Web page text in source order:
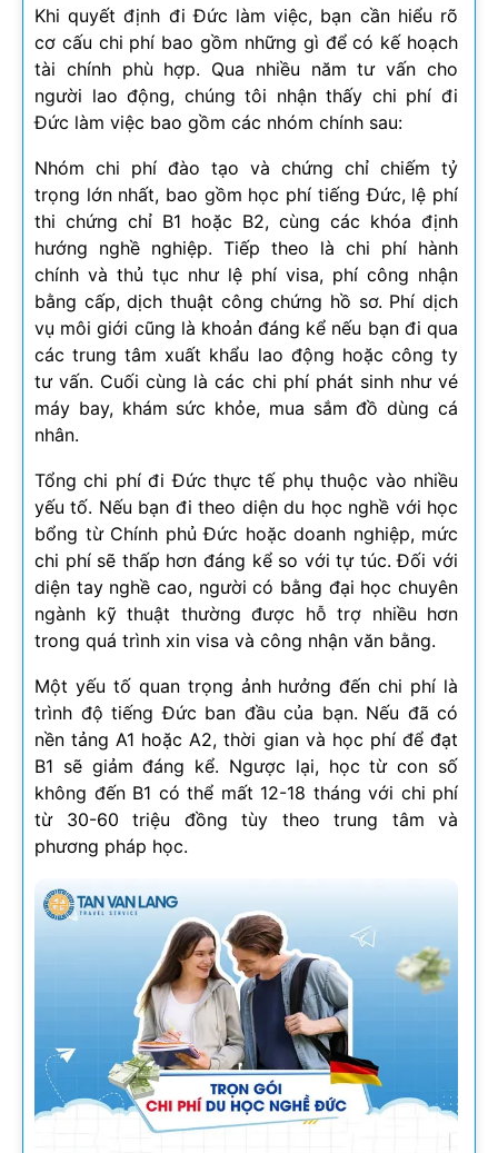
Khi quyết định đi Đức làm việc, bạn cần hiểu rõ
cơ cấu chi phí bao gồm những gì để có kế hoạch
tài chính phù hợp. Qua nhiều năm tư vấn cho
người lao động, chúng tôi nhận thấy chi phí đi
Đức làm việc bao gồm các nhóm chính sau:
Nhóm chi phí đào tạo và chứng chỉ chiếm tỷ
trọng lớn nhất, bao gồm học phí tiếng Đức, lệ phí
thi chứng chỉ B1 hoặc B2, cùng các khóa định
hướng nghề nghiệp. Tiếp theo là chi phí hành
chính và thủ tục như lệ phí visa, phí công nhận
bằng cấp, dịch thuật công chứng hồ sơ. Phí dịch
vụ môi giới cũng là khoản đáng kể nếu bạn đi qua
các trung tâm xuất khẩu lao động hoặc công ty
tư vấn. Cuối cùng là các chi phí phát sinh như vé
máy bay, khám sức khỏe, mua sắm đồ dùng cá
nhân.
Tổng chi phí đi Đức thực tế phụ thuộc vào nhiều
yếu tố. Nếu bạn đi theo diện du học nghề với học
bổng từ Chính phủ Đức hoặc doanh nghiệp, mức
chi phí sẽ thấp hơn đáng kể so với tự túc. Đối với
diện tay nghề cao, người có bằng đại học chuyên
ngành kỹ thuật thường được hỗ trợ nhiều hơn
trong quá trình xin visa và công nhận văn bằng.
Một yếu tố quan trọng ảnh hưởng đến chi phí là
trình độ tiếng Đức ban đầu của bạn. Nếu đã có
nền tảng A1 hoặc A2, thời gian và học phí để đạt
B1 sẽ giảm đáng kể. Ngược lại, học từ con số
không đến B1 có thể mất 12-18 tháng với chi phí
từ 30-60 triệu đồng tùy theo trung tâm và
phương pháp học.